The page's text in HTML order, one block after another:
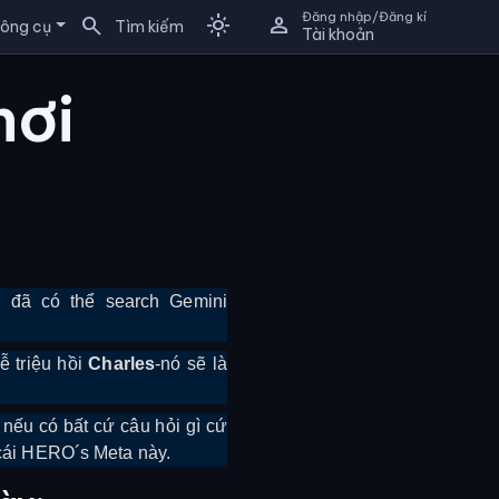
cụ search Tìm kiếm light_mode person Đăng nhập/Đăng kí
Tài khoản
có thể search Gemini
triệu hồiCharles-nó sẽ là
có bất cứ câu hỏi gì cứ
HERO´s Meta này.